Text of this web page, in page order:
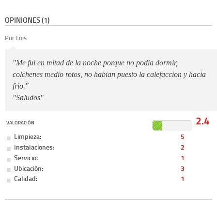
OPINIONES (1)
Por Luis
"Me fui en mitad de la noche porque no podia dormir,
colchenes medio rotos, no habian puesto la calefaccion y hacia
frio."
"Saludos"
VALORACIÓN 2.4
Limpieza:
5
Instalaciones:
2
Servicio:
1
Ubicación:
3
Calidad:
1